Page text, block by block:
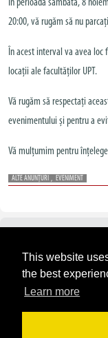
This website
the best
Learn more
În perioada sâmbătă, 8
20:00, vă rugăm să nu
În acest interval va avea
locații ale facultăților UPT.
Vă rugăm să respectați
evenimentului și pentru a
Vă mulțumim pentru
ALTE ANUNȚURI , EVENIMENT